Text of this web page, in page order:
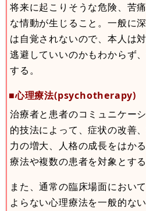
将来に起こりそうな危険、苦
な情動が生じること。一般に
は自覚されないので、本人は
逃避していいのかもわからず
する。
■心理療法(psychotherapy)
治療者と患者のコミュニケー
的技法によって、症状の改善
力の増大、人格の成長をはか
療法や複数の患者を対象とす
また、通常の臨床場面におい
よらない心理療法を一般的な